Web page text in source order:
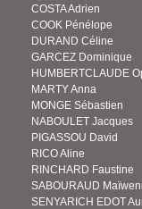
COSTA Adrien
COOK Pénélope
DURAND Céline
GARCEZ Dominique
HUMBERTCLAUDE
MARTY Anna
MONGE Sébastien
NABOULET Jacques
PIGASSOU David
RICO Aline
RINCHARD Faustine
SABOURAUD
SENYARICH EDOT